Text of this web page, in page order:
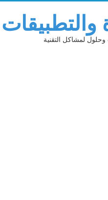
والتطبيقات
وحلول لمشاكل التقنية